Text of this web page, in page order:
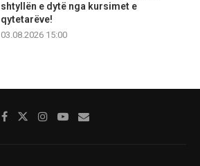
shtyllën e dytë nga kursimet e
qytetarëve!
03.08.2026 15:00